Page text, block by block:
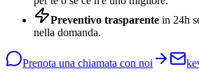
Preventivo trasparente in 24h
nella domanda.
Prenota una chiamata con noi